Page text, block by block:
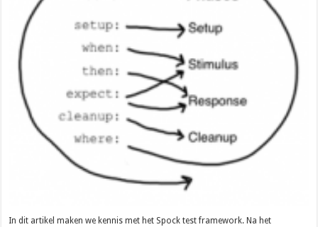
In dit artikel maken we kennis met het Spock test framework. Na het